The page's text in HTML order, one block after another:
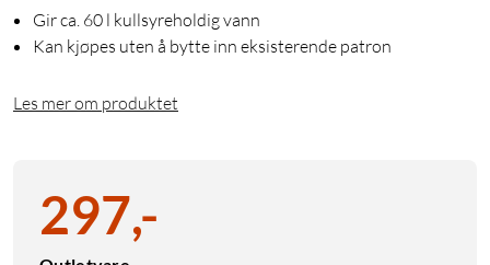
Gir ca. 60 l kullsyreholdig vann
Kan kjøpes uten å bytte inn eksisterende patron
Les mer om produktet
297,-